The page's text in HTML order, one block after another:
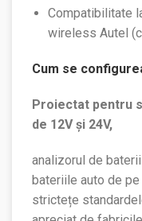
Compatibilitate
wireless Autel
Cum se
Proiectat pentru
de 12V și 24V,
analizorul de
bateriile auto de
strictețe